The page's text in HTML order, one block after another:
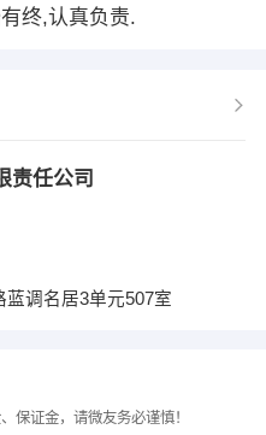
终,认真负责.
责任公司
蓝调名居3单元507室
保证金，请微友务必谨慎！